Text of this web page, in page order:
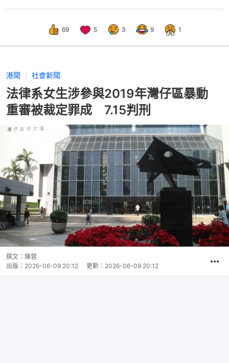
69 5 3 9 1
港聞 社會新聞
法律系女生涉參與2019年灣仔區暴動
重審被裁定罪成 7.15判刑
撰文： 陳蓉
出版： 2026-06-09 20:12 更新： 2026-06-09 20:12